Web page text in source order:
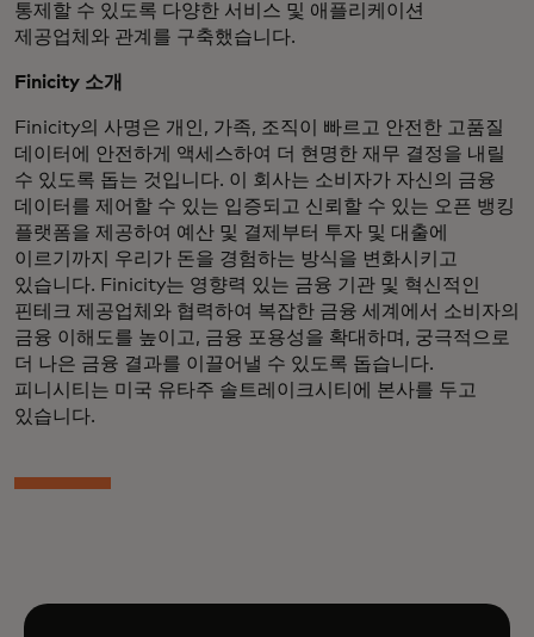
통제할 수 있도록 다양한 서비스 및 애플리케이션
제공업체와 관계를 구축했습니다.
Finicity 소개
Finicity의 사명은 개인, 가족, 조직이 빠르고 안전한 고품질
데이터에 안전하게 액세스하여 더 현명한 재무 결정을 내릴
수 있도록 돕는 것입니다. 이 회사는 소비자가 자신의 금융
데이터를 제어할 수 있는 입증되고 신뢰할 수 있는 오픈 뱅킹
플랫폼을 제공하여 예산 및 결제부터 투자 및 대출에
이르기까지 우리가 돈을 경험하는 방식을 변화시키고
있습니다. Finicity는 영향력 있는 금융 기관 및 혁신적인
핀테크 제공업체와 협력하여 복잡한 금융 세계에서 소비자의
금융 이해도를 높이고, 금융 포용성을 확대하며, 궁극적으로
더 나은 금융 결과를 이끌어낼 수 있도록 돕습니다.
피니시티는 미국 유타주 솔트레이크시티에 본사를 두고
있습니다.